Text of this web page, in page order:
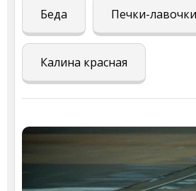
Беда Печки-лавочки
Калина красная